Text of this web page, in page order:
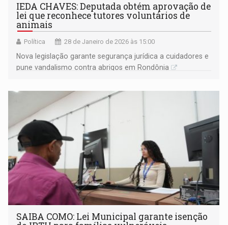
IEDA CHAVES: Deputada obtém aprovação de
lei que reconhece tutores voluntários de
animais
Política 28 de Janeiro de 2026 às 15:00
Nova legislação garante segurança jurídica a cuidadores e
pune vandalismo contra abrigos em Rondônia
SAIBA COMO: Lei Municipal garante isenção